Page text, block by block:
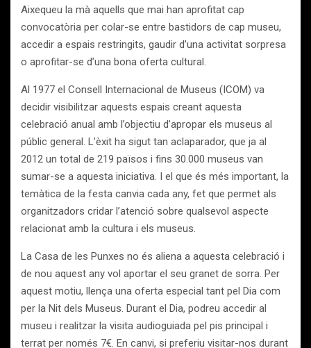
Aixequeu la mà aquells que mai han aprofitat cap
convocatòria per colar-se entre bastidors de cap museu,
accedir a espais restringits, gaudir d’una activitat sorpresa
o aprofitar-se d’una bona oferta cultural.
Al 1977 el Consell Internacional de Museus (ICOM) va
decidir visibilitzar aquests espais creant aquesta
celebració anual amb l’objectiu d’apropar els museus al
públic general. L’èxit ha sigut tan aclaparador, que ja al
2012 un total de 219 països i fins 30.000 museus van
sumar-se a aquesta iniciativa. I el que és més important, la
temàtica de la festa canvia cada any, fet que permet als
organitzadors cridar l’atenció sobre qualsevol aspecte
relacionat amb la cultura i els museus.
La Casa de les Punxes no és aliena a aquesta celebració i
de nou aquest any vol aportar el seu granet de sorra. Per
aquest motiu, llença una oferta especial tant pel Dia com
per la Nit dels Museus. Durant el Dia, podreu accedir al
museu i realitzar la visita audioguiada pel pis principal i
terrat per només 7€. En canvi, si preferiu visitar-nos durant